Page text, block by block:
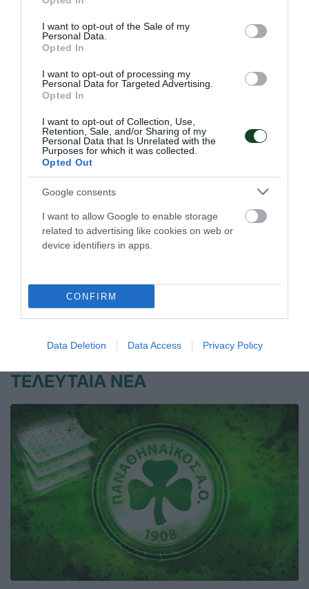
use your data for below specified purposes in below Google
consent section.
I want to opt-out of the Sale of my
Personal Data.
Opted In
I want to opt-out of processing my
Personal Data for Targeted Advertising.
Opted In
I want to opt-out of Collection, Use,
Retention, Sale, and/or Sharing of my
Personal Data that Is Unrelated with the
Purposes for which it was collected.
Opted Out
Google consents
I want to allow Google to enable storage
related to advertising like cookies on web or
device identifiers in apps.
CONFIRM
Data Deletion Data Access Privacy Policy
Σαρωτική εμφάνιση και
«πράσινη» κυριαρχία του
Παναθηναϊκού στο Βύρωνα!
Σκοπευτήριο Βύρωνα.
ΤΕΛΕΥΤΑΙΑ ΝΕΑ